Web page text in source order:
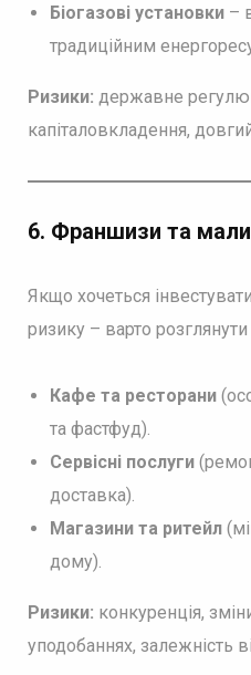
Біогазові установки–
традиційним
Ризики: державне
капіталовкладення,
6. Франшизи та
Якщо хочеться
ризику – варто
Кафе та ресторани
та фастфуд).
Сервісні послуги
доставка).
Магазини та ритейл
дому).
Ризики: конкуренція,
уподобаннях, залежність